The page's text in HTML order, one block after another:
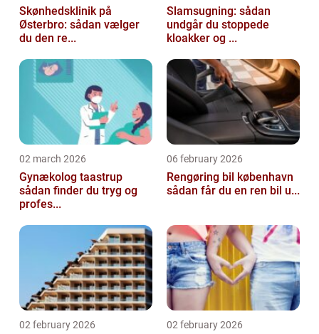
Skønhedsklinik på
Østerbro: sådan vælger
du den re...
Slamsugning: sådan
undgår du stoppede
kloakker og ...
02 march 2026
Gynækolog taastrup
sådan finder du tryg og
profes...
06 february 2026
Rengøring bil københavn
sådan får du en ren bil u...
02 february 2026 02 february 2026